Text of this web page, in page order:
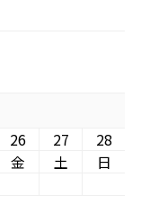
26 27
28
金 土
日